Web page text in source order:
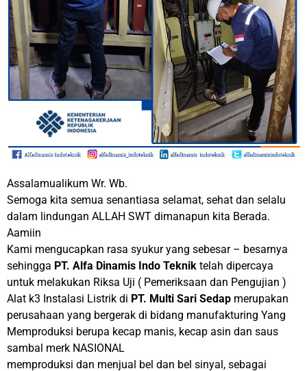
Assalamualikum Wr. Wb.
Semoga kita semua senantiasa selamat, sehat dan selalu
dalam lindungan ALLAH SWT dimanapun kita Berada.
Aamiin
Kami mengucapkan rasa syukur yang sebesar – besarnya
sehingga PT. Alfa Dinamis Indo Teknik telah dipercaya
untuk melakukan Riksa Uji ( Pemeriksaan dan Pengujian )
Alat k3 Instalasi Listrik di PT. Multi Sari Sedap merupakan
perusahaan yang bergerak di bidang manufakturing Yang
Memproduksi berupa kecap manis, kecap asin dan saus
sambal merk NASIONAL
memproduksi dan menjual bel dan bel sinyal, sebagai